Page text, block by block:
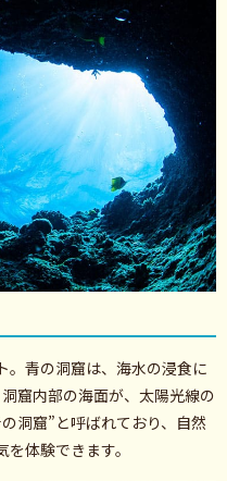
。青の洞窟は、海水の浸食に
窟内部の海面が、太陽光線の
洞窟”と呼ばれており、自然
体験できます。